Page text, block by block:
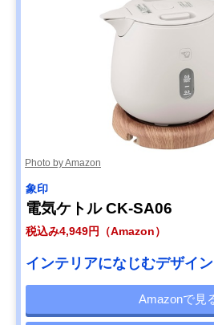
Photo by Amazon
象印
電気ケトル CK-SA06
税込み4,949円（Amazon）
インテリアになじむデザイン
Amazonで見